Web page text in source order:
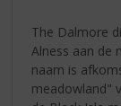
The Dalmore
Alness aan de
naam is
meadowland"